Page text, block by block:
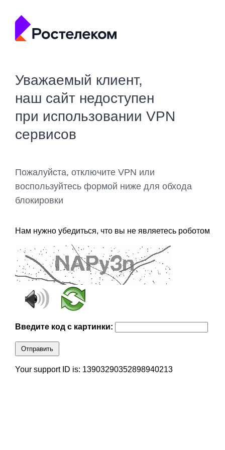
Уважаемый клиент,
наш сайт недоступен
при использовании VPN
сервисов
Пожалуйста, отключите VPN или
воспользуйтесь формой ниже для обхода
блокировки
Нам нужно убедиться, что вы не являетесь роботом
Введите код с картинки:
Отправить
Your support ID is: 13903290352898940213